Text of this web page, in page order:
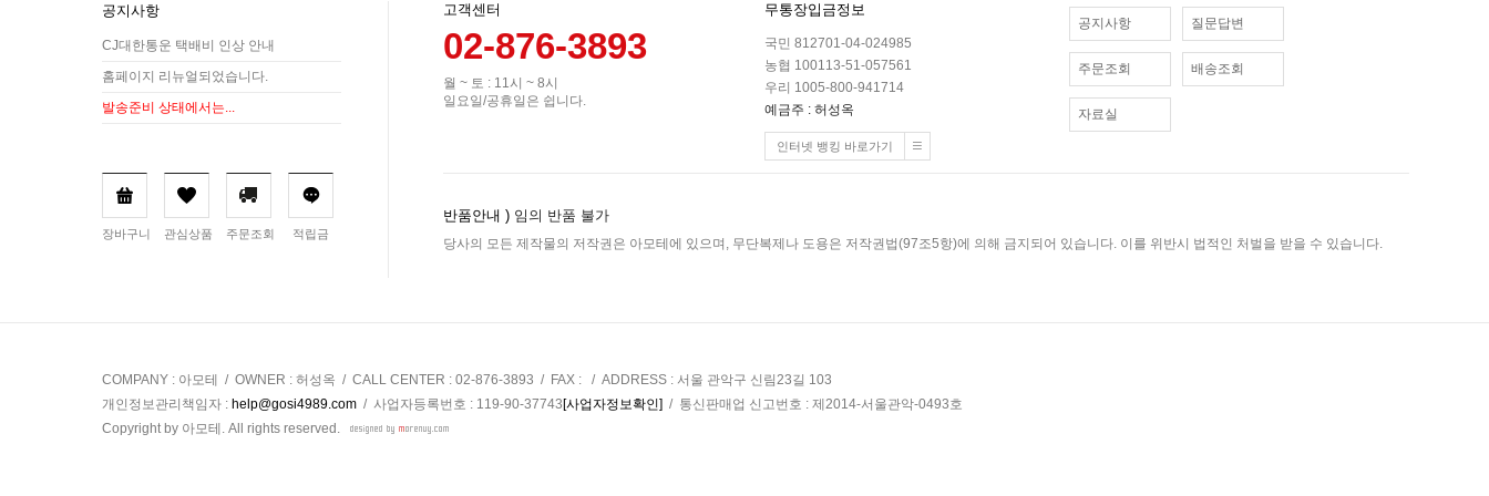
공지사항
CJ대한통운 택배비 인상 안내
홈페이지 리뉴얼되었습니다.
발송준비 상태에서는...
장바구니 관심상품 주문조회 적립금
고객센터
02-876-3893
월 ~ 토 : 11시 ~ 8시
일요일/공휴일은 쉽니다.
무통장입금정보
국민 812701-04-024985
농협 100113-51-057561
우리 1005-800-941714
예금주 : 허성옥
인터넷 뱅킹 바로가기
공지사항 질문답변
주문조회 배송조회
자료실
반품안내 ) 임의 반품 불가
당사의 모든 제작물의 저작권은 아모테에 있으며, 무단복제나 도용은 저작권법(97조5항)에 의해 금지되어 있습니다. 이를 위반시 법적인 처벌을 받을 수 있습니다.
COMPANY : 아모테 / OWNER : 허성옥 / CALL CENTER : 02-876-3893 / FAX : / ADDRESS : 서울 관악구 신림23길 103
개인정보관리책임자 : help@gosi4989.com / 사업자등록번호 : 119-90-37743[사업자정보확인] / 통신판매업 신고번호 : 제2014-서울관악-0493호
Copyright by 아모테. All rights reserved.